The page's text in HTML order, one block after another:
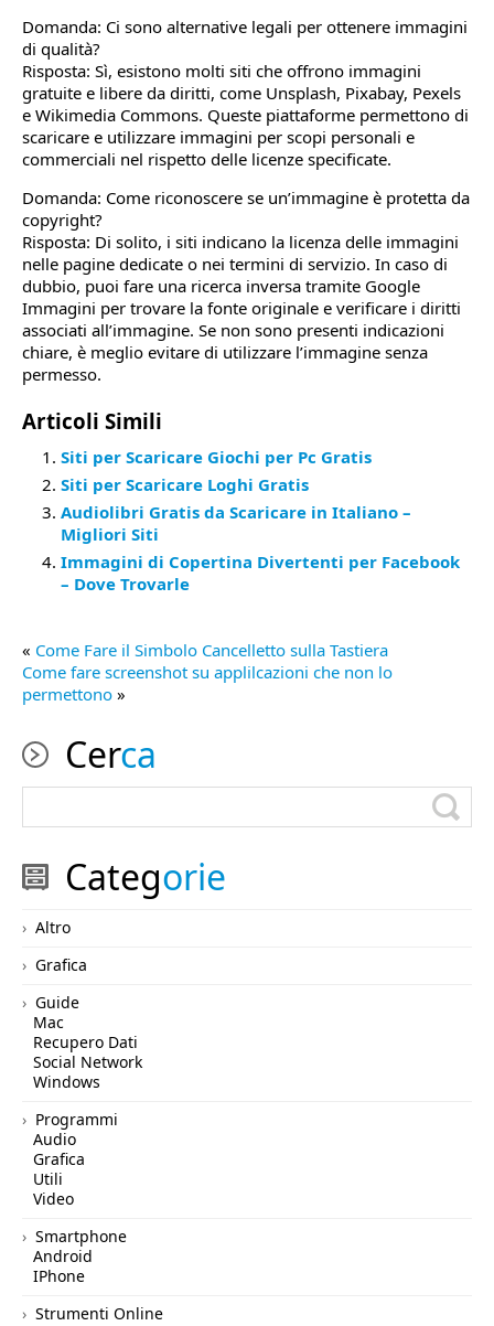
Domanda: Ci sono alternative legali per ottenere immagini
di qualità?
Risposta: Sì, esistono molti siti che offrono immagini
gratuite e libere da diritti, come Unsplash, Pixabay, Pexels
e Wikimedia Commons. Queste piattaforme permettono di
scaricare e utilizzare immagini per scopi personali e
commerciali nel rispetto delle licenze specificate.
Domanda: Come riconoscere se un’immagine è protetta da
copyright?
Risposta: Di solito, i siti indicano la licenza delle immagini
nelle pagine dedicate o nei termini di servizio. In caso di
dubbio, puoi fare una ricerca inversa tramite Google
Immagini per trovare la fonte originale e verificare i diritti
associati all’immagine. Se non sono presenti indicazioni
chiare, è meglio evitare di utilizzare l’immagine senza
permesso.
Articoli Simili
Siti per Scaricare Giochi per Pc Gratis
Siti per Scaricare Loghi Gratis
Audiolibri Gratis da Scaricare in Italiano –
Migliori Siti
Immagini di Copertina Divertenti per Facebook
– Dove Trovarle
« Come Fare il Simbolo Cancelletto sulla Tastiera
Come fare screenshot su applilcazioni che non lo
permettono »
Cerca
Categorie
Altro
Grafica
Guide
Mac
Recupero Dati
Social Network
Windows
Programmi
Audio
Grafica
Utili
Video
Smartphone
Android
IPhone
Strumenti Online